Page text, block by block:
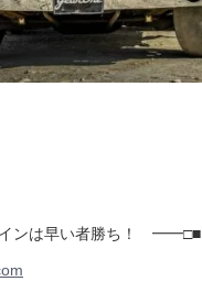
ンは早い者勝ち！ ━━□■